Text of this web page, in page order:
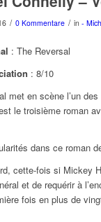
/ 0 Kommentare / in -
: The Reversal
: 8/10
met en scène l’un
le troisième roman
dans ce roman
fois si Mickey
et de requérir à
fois en plus de